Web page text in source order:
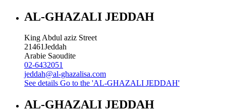
AL-GHAZALI JEDDAH
King Abdul aziz Street
21461Jeddah
Arabie Saoudite
02-6432051
jeddah@al-ghazalisa.com
See details Go to the 'AL-GHAZALI JEDDAH'
AL-GHAZALI JEDDAH